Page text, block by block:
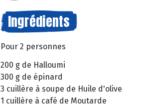
Ingrédients
Pour 2 personnes
200 g de Halloumi
300 g de épinard
3 cuillère à soupe de Huile d'olive
1 cuillère à café de Moutarde